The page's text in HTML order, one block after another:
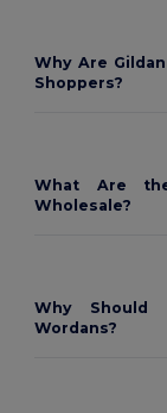
Why Are
Shoppers?
What Are
Wholesale?
Why Should
Wordans?